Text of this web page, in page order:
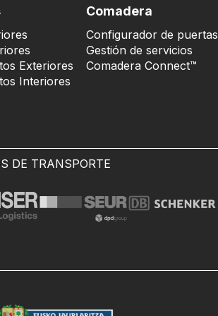
Exteriores
Interiores
Comadera
Configurador de puertas
Gestión de servicios
Comadera Connect™
DE TRANSPORTE